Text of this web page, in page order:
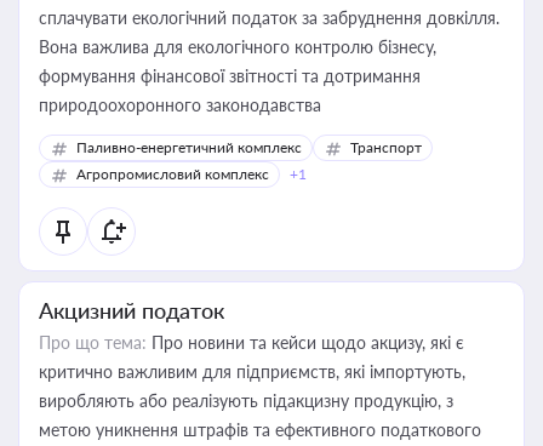
сплачувати екологічний податок за забруднення довкілля.
Вона важлива для екологічного контролю бізнесу,
формування фінансової звітності та дотримання
природоохоронного законодавства
Паливно-енергетичний комплекс
Транспорт
Агропромисловий комплекс
+1
Акцизний податок
Про що тема: Про новини та кейси щодо акцизу, які є
критично важливим для підприємств, які імпортують,
виробляють або реалізують підакцизну продукцію, з
метою уникнення штрафів та ефективного податкового